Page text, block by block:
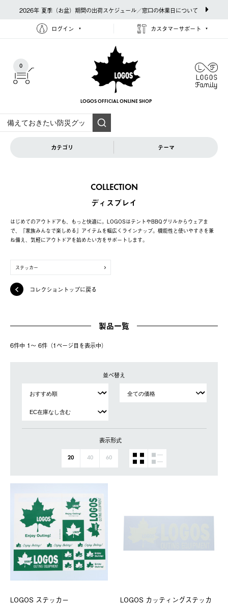
2026年 夏季（お盆）期間の出荷スケジュール／窓口の休業日について
ログイン カスタマーサポート
0
LOGOS OFFICIAL ONLINE SHOP
カテゴリ テーマ
COLLECTION
ディスプレイ
はじめてのアウトドアも、もっと快適に。LOGOSはテントやBBQグリルからウェアま
で、「家族みんなで楽しめる」アイテムを幅広くラインナップ。機能性と使いやすさを兼
ね備え、気軽にアウトドアを始めたい方をサポートします。
ステッカー
コレクショントップに戻る
製品一覧
6件中 1〜 6件（1ページ⽬を表⽰中）
並べ替え
表示形式
20 40 60
LOGOS ステッカー
LOGOS カッティングステッカ